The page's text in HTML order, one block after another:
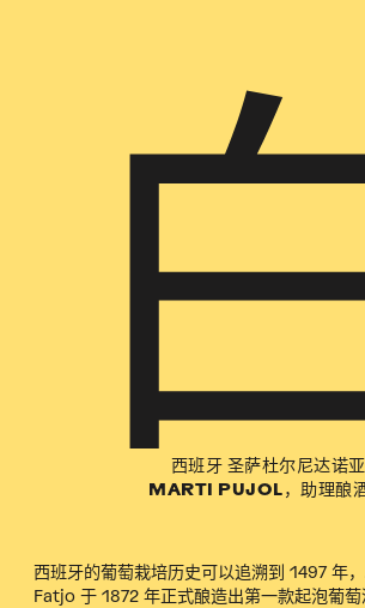
西班牙 圣萨杜尔尼达诺亚
MARTI PUJOL，助理酿
西班牙的葡萄栽培历史可以追溯到 1497 年
Fatjo 于 1872 年正式酿造出第一款起泡葡